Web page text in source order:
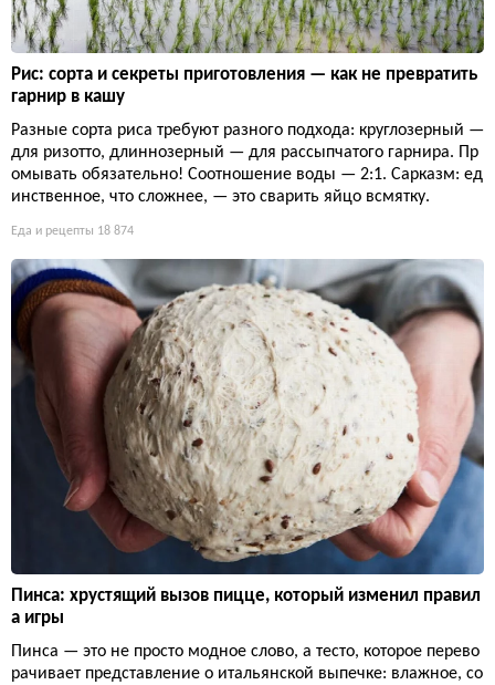
Рис: сорта и секреты приготовления — как не превратить
гарнир в кашу
Разные сорта риса требуют разного подхода: круглозерный —
для ризотто, длиннозерный — для рассыпчатого гарнира. Пр
омывать обязательно! Соотношение воды — 2:1. Сарказм: ед
инственное, что сложнее, — это сварить яйцо всмятку.
Еда и рецепты 18 874
Пинса: хрустящий вызов пицце, который изменил правил
а игры
Пинса — это не просто модное слово, а тесто, которое перево
рачивает представление о итальянской выпечке: влажное, со